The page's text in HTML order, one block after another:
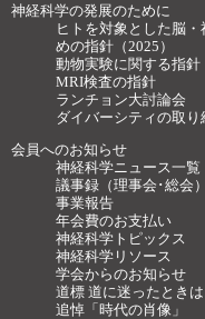
神経科学の発展のために
ヒトを対象とした脳
めの指針（2025）
動物実験に関する指針
MRI検査の指針
ランチョン大討論会
ダイバーシティの取り
会員へのお知らせ
神経科学ニュース一覧
議事録（理事会･総会）
事業報告
年会費のお支払い
神経科学トピックス
神経科学リソース
学会からのお知らせ
道標 道に迷ったとき
追悼「時代の肖像」